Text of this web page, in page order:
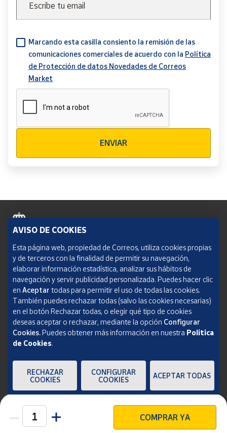
Unidades COMPRAR YA
Escribe tu email
Marcando esta casilla consiento la remisión de las
comunicaciones comerciales de acuerdo con la Política
de Protección de datos Novedades de Correos
Market
ENVIAR
Política de cookies
Aviso legal
Condiciones del servicio
Política de Privacidad Web
Informe de transparencia
SOCIEDAD ESTATAL CORREOS Y TELÉGRAFOS, S.A., S.M.E. Todos los derechos
AVISO DE COOKIES
Esta página web, propiedad de Correos, utiliza cookies propias
y de terceros con la finalidad de permitir su navegación,
elaborar información estadística, analizar sus hábitos de
navegación y servir publicidad personalizada. Puedes hacer clic
en Aceptar todas para permitir el uso de todas las cookies.
También puedes rechazar todas (salvo las cookies necesarias)
en el botón Rechazar todas, o elegir qué tipo de cookies
deseas aceptar o rechazar, mediante la opción Configurar
Cookies.Puedes obtener más información en nuestra Política
de Cookies.
RECHAZAR
COOKIES
CONFIGURAR
COOKIES
ACEPTAR TODAS